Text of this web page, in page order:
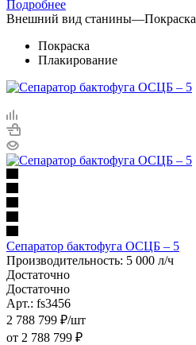
Подробнее
Внешний вид станины—Покраска
Покраска
Плакирование
Сепаратор бактофуга ОСЦБ – 5
Производительность: 5 000 л/ч
Достаточно
Достаточно
Арт.: fs3456
2 788 799 ₽/шт
от 2 788 799 ₽